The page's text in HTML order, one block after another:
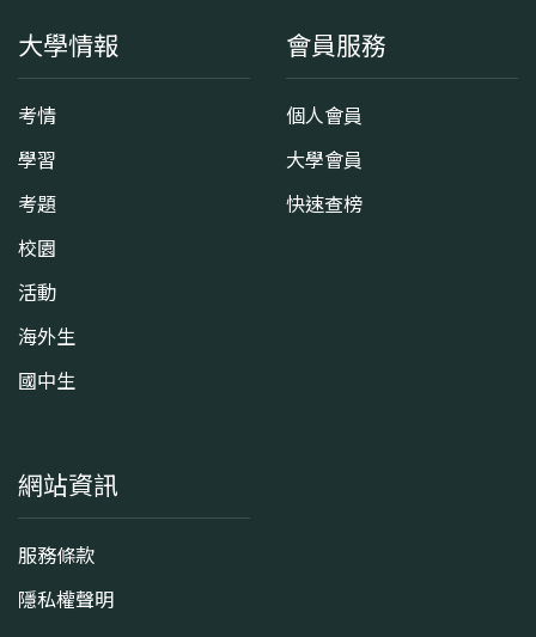
大學情報
考情
學習
考題
校園
活動
海外生
國中生
會員服務
個人會員
大學會員
快速查榜
網站資訊
服務條款
隱私權聲明